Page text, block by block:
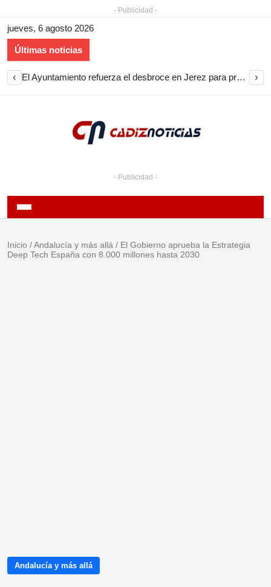
- Publicidad -
jueves, 6 agosto 2026
Últimas noticias
‹ El Ayuntamiento refuerza el desbroce en Jerez para prevenir incendios hasta octubre ›
- Publicidad -
Inicio /Andalucía y más allá / El Gobierno aprueba la Estrategia
Deep Tech España con 8.000 millones hasta 2030
Andalucía y más allá